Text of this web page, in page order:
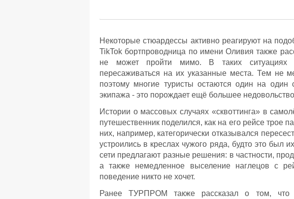
Некоторые стюардессы активно реагируют на
TikTok бортпроводница по имени Оливия также
не может пройти мимо. В таких ситуациях
пересаживаться на их указанные места. Тем не
поэтому многие туристы остаются один на один
экипажа - это порождает ещё большее
Истории о массовых случаях «сквоттинга» в
путешественник поделился, как на его рейсе трое
них, например, категорически отказывался
устроились в креслах чужого ряда, будто это был
сети предлагают разные решения: в частности,
а также немедленное выселение наглецов с
поведение никто не хочет.
Ранее ТУРПРОМ также рассказал о том, что